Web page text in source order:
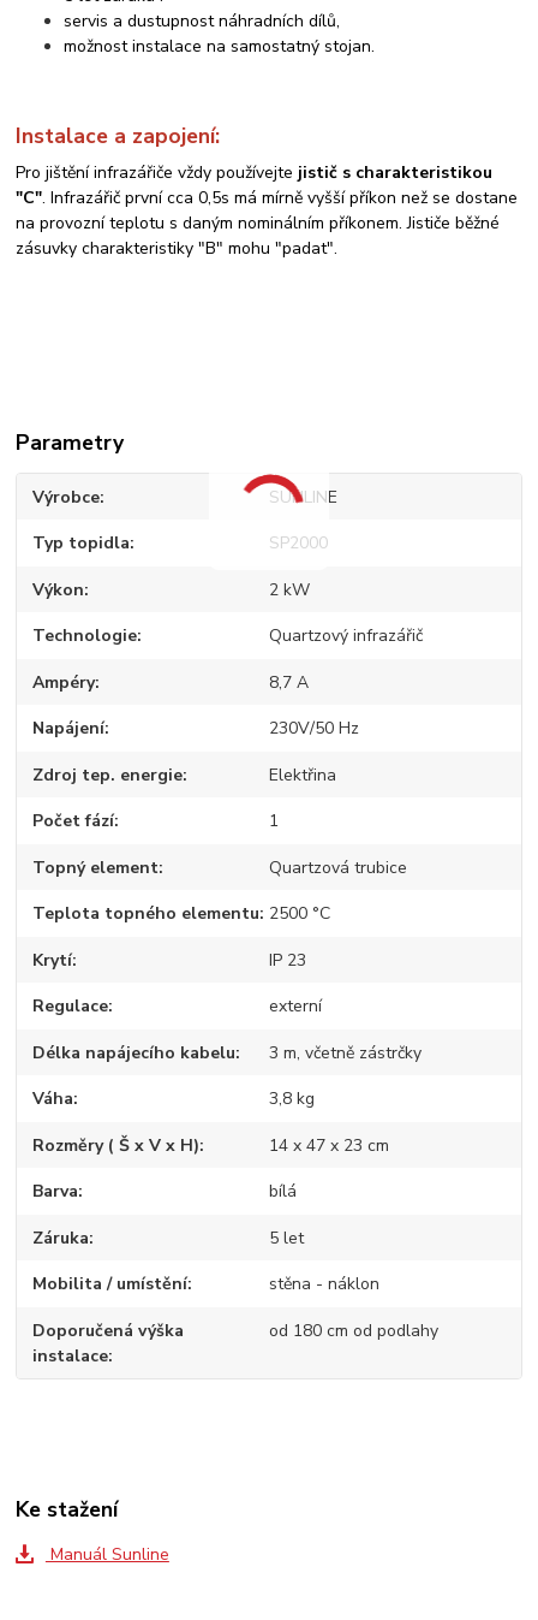
servis a dustupnost náhradních dílů,
možnost instalace na samostatný stojan.
Instalace a zapojení:
Pro jištění infrazářiče vždy používejte jistič s charakteristikou
"C". Infrazářič první cca 0,5s má mírně vyšší příkon než se dostane
na provozní teplotu s daným nominálním příkonem. Jističe běžné
zásuvky charakteristiky "B" mohu "padat".
Parametry
Výrobce SUNLINE
Typ topidla SP2000
Výkon 2 kW
Technologie Quartzový infrazářič
Ampéry 8,7 A
Napájení 230V/50 Hz
Zdroj tep. energie Elektřina
Počet fází 1
Topný element Quartzová trubice
Teplota topného elementu 2500 °C
Krytí IP 23
Regulace externí
Délka napájecího kabelu 3 m, včetně zástrčky
Váha 3,8 kg
Rozměry ( Š x V x H) 14 x 47 x 23 cm
Barva bílá
Záruka 5 let
Mobilita / umístění stěna - náklon
Doporučená výška
instalace
od 180 cm od podlahy
Ke stažení
Manuál Sunline